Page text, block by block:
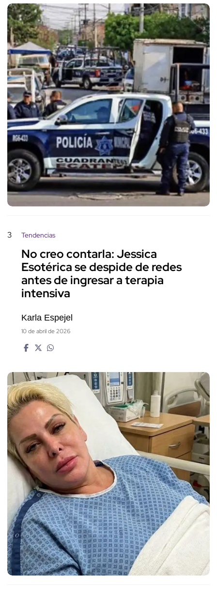
3 Tendencias
No creo contarla: Jessica
Esotérica se despide de redes
antes de ingresar a terapia
intensiva
Karla Espejel
10 de abril de 2026